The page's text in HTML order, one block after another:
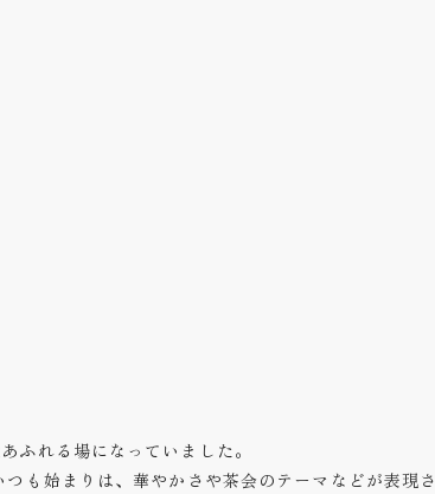
ふれる場になっていました。
も始まりは、華やかさや茶会のテーマなどが表現さ